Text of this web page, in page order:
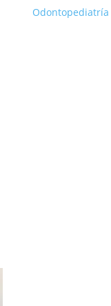
Odontopediatría